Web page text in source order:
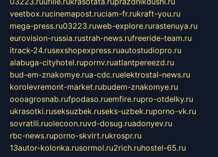
veetbox.rucinemapost.ruciam-fr.rukraft-you.ru
mega-press.ru03223.ruweb-explore.rurastenuya.ru
eurovision-russia.rustrah-news.rufreeride-team.ru
itrack-24.rusexshopexpress.ruautostudiopro.ru
alabuga-cityhotel.rupornv.ruatlantpereezd.ru
bud-em-znakomye.rua-cdc.ruelektrostal-news.ru
korolevremont-market.rubudem-znakomye.ru
oooagrosnab.rufpodaso.ruemfire.rupro-otdelky.ru
ukrasotki.ruseksuzbek.ruseks-uzbek.ruporno-vk.ru
sovratili.ruolecoon.ruvd-dosug.ruadonyev.ru
rbc-news.ruporno-skvirt.rukrospr.ru
13autor-kolonka.rusormol.ru2rich.ruhostel-65.ru